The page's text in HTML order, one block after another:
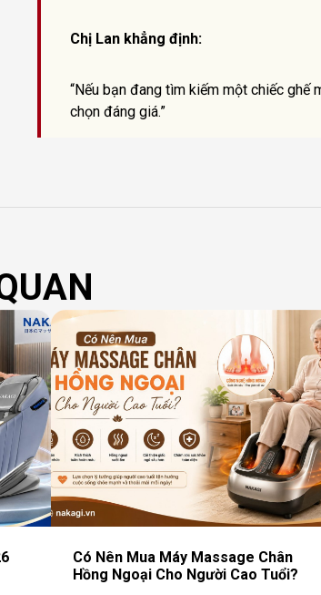
Chị Lan khẳng định:
“Nếu bạn đang tìm kiếm một chiếc
chọn đáng giá.”
Có Nên Mua Máy Massage Chân
Hồng Ngoại Cho Người Cao Tuổi?